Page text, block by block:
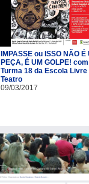
IMPASSE ou ISSO NÃO É
PEÇA, É UM GOLPE!
Turma 18 da Escola Livre
Teatro​
09/03/2017